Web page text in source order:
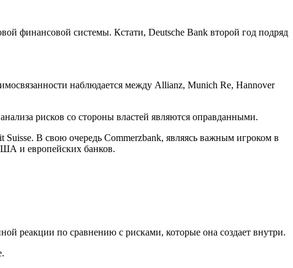
финансовой системы. Кстати, Deutsche Bank второй год подряд
наблюдается между Allianz, Munich Re, Hannover
рисков со стороны властей являются оправданными.
В свою очередь Commerzbank, являясь важным игроком в
и европейских банков.
реакции по сравнению с рисками, которые она создает внутри.